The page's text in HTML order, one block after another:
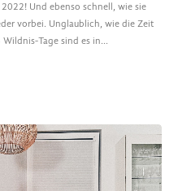
Und ebenso schnell, wie sie
vorbei. Unglaublich, wie die Zeit
Wildnis-Tage sind es in…